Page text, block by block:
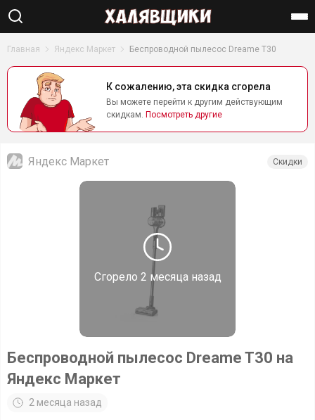
Найти
Главная Яндекс Маркет Беспроводной пылесос Dreame T30
К сожалению, эта скидка сгорела
Вы можете перейти к другим действующим
скидкам. Посмотреть другие
Сгорело 2 месяца назад
Яндекс Маркет Скидки
Беспроводной пылесос Dreame T30 на
Яндекс Маркет
2 месяца назад